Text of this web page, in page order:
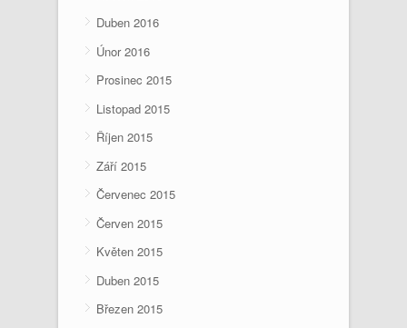
Duben 2016
Únor 2016
Prosinec 2015
Listopad 2015
Říjen 2015
Září 2015
Červenec 2015
Červen 2015
Květen 2015
Duben 2015
Březen 2015